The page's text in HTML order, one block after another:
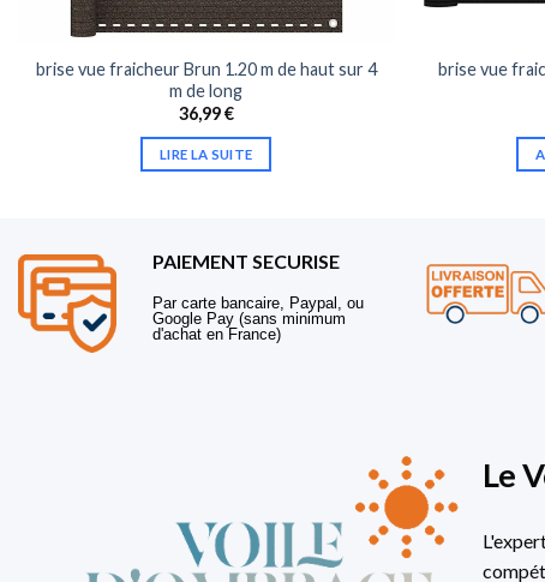
brise vue fraicheur Brun 1.20 m de haut sur 4
m de long
36,99€
LIRE LA SUITE
brise vue
PAIEMENT SECURISE
Par carte bancaire, Paypal, ou
Google Pay (sans minimum
d'achat en France)
Le